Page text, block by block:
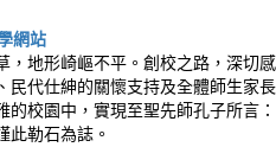
，地形崎嶇不平。創校之路，深切
民代仕紳的關懷支持及全體師生家
的校園中，實現至聖先師孔子所言
此勒石為誌。